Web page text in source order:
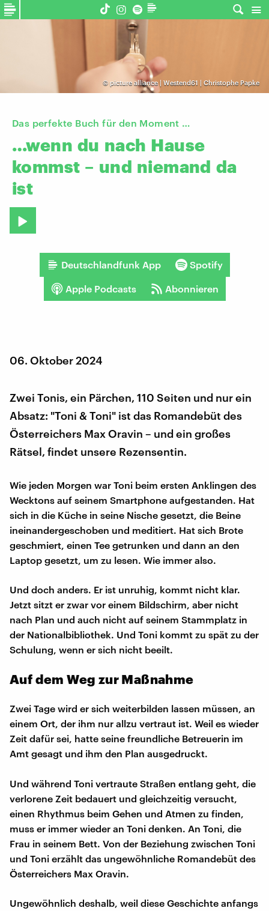
© picture alliance | Westend61 | Christophe Papke
Das perfekte Buch für den Moment …
…wenn du nach Hause
kommst – und niemand da
ist
Deutschlandfunk App Spotify
Apple Podcasts Abonnieren
06. Oktober 2024
Zwei Tonis, ein Pärchen, 110 Seiten und nur ein
Absatz: "Toni & Toni" ist das Romandebüt des
Österreichers Max Oravin – und ein großes
Rätsel, findet unsere Rezensentin.
Wie jeden Morgen war Toni beim ersten Anklingen des
Wecktons auf seinem Smartphone aufgestanden. Hat
sich in die Küche in seine Nische gesetzt, die Beine
ineinandergeschoben und meditiert. Hat sich Brote
geschmiert, einen Tee getrunken und dann an den
Laptop gesetzt, um zu lesen. Wie immer also.
Und doch anders. Er ist unruhig, kommt nicht klar.
Jetzt sitzt er zwar vor einem Bildschirm, aber nicht
nach Plan und auch nicht auf seinem Stammplatz in
der Nationalbibliothek. Und Toni kommt zu spät zu der
Schulung, wenn er sich nicht beeilt.
Auf dem Weg zur Maßnahme
Zwei Tage wird er sich weiterbilden lassen müssen, an
einem Ort, der ihm nur allzu vertraut ist. Weil es wieder
Zeit dafür sei, hatte seine freundliche Betreuerin im
Amt gesagt und ihm den Plan ausgedruckt.
Und während Toni vertraute Straßen entlang geht, die
verlorene Zeit bedauert und gleichzeitig versucht,
einen Rhythmus beim Gehen und Atmen zu finden,
muss er immer wieder an Toni denken. An Toni, die
Frau in seinem Bett. Von der Beziehung zwischen Toni
und Toni erzählt das ungewöhnliche Romandebüt des
Österreichers Max Oravin.
Ungewöhnlich deshalb, weil diese Geschichte anfangs